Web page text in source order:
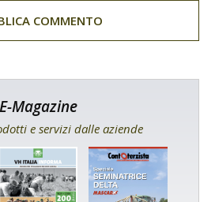
E-Magazine
e servizi dalle aziende